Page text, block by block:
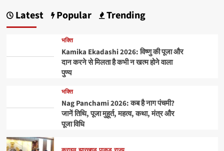
Latest Popular Trending
भक्ति
Kamika Ekadashi 2026: विष्णु की पूजा और
दान करने से मिलता है कभी न खत्म होने वाला
पुण्य
भक्ति
Nag Panchami 2026: कब है नाग पंचमी?
जानें तिथि, पूजा मुहूर्त, महत्व, कथा, मंत्र और
पूजा विधि